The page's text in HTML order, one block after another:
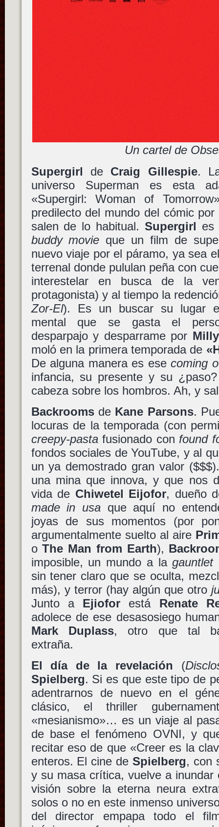
Un cartel de
Supergirl de Craig Gillespie.
universo Superman es esta
«Supergirl: Woman of
predilecto del mundo del cómic
salen de lo habitual. Supergirl es
buddy movie que un film de
nuevo viaje por el páramo, ya sea
terrenal donde pululan peña con
interestelar en busca de la
protagonista) y al tiempo la
Zor-El). Es un buscar su lugar
mental que se gasta el
desparpajo y desparrame por
moló en la primera temporada de
De alguna manera es esecoming
infancia, su presente y su
cabeza sobre los hombros. Ah, y
Backroomsde Kane Parsons.
locuras de la temporada (con
creepy-pastafusionado con found
fondos sociales de YouTube, y al
un ya demostrado gran valor ($$$).
una mina que innova, y que nos
vida de Chiwetel Eijofor, dueño
made in usaque aquí no
joyas de sus momentos (por
argumentalmente suelto al aire
oThe Man from Earth),
imposible, un mundo a lagauntlet
sin tener claro que se oculta,
más), y terror (hay algún que otro
Junto a Ejiofor está Renate
adolece de ese desasosiego
Mark Duplass, otro que tal
extraña.
El día de la revelación (
Spielberg. Si es que este tipo de
adentrarnos de nuevo en el
clásico, el thriller
«mesianismo»… es un viaje al
de base el fenómeno OVNI, y
recitar eso de que «Creer es la
enteros. El cine deSpielberg, con
y su masa crítica, vuelve a inundar
visión sobre la eterna neura
solos o no en este inmenso
del director empapa todo el